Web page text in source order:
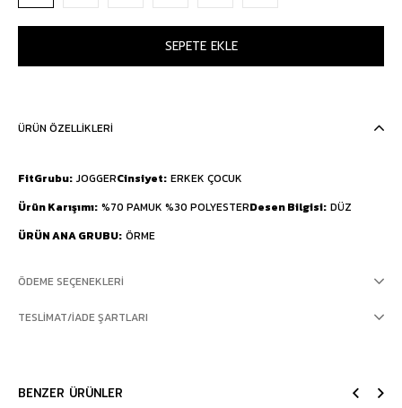
ÜRÜN ÖZELLIKLERI
FitGrubu JOGGERCinsiyet ERKEK ÇOCUK
Ürün Karışımı %70 PAMUK %30 POLYESTERDesen Bilgisi DÜZ
ÜRÜN ANA GRUBU ÖRME
ÖDEME SEÇENEKLERI
TESLIMAT/İADE ŞARTLARI
BENZER ÜRÜNLER